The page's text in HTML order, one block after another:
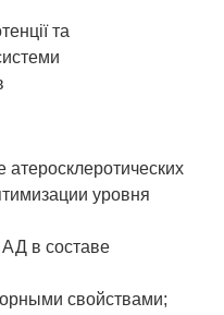
атеросклеротических
уровня
в составе
свойствами;